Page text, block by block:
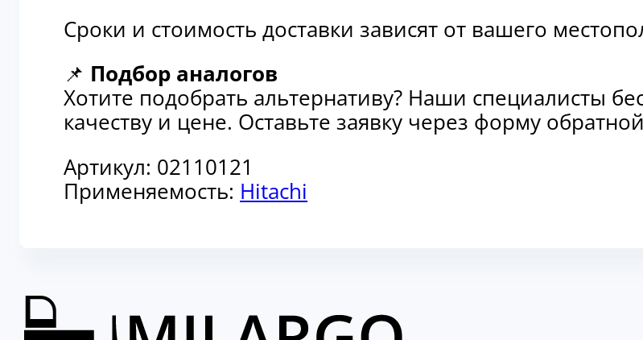
Сроки и стоимость доставки зависят от вашего
📌 Подбор аналогов
Хотите подобрать альтернативу? Наши специалисты
качеству и цене. Оставьте заявку через форму
Артикул: 02110121
Применяемость: Hitachi